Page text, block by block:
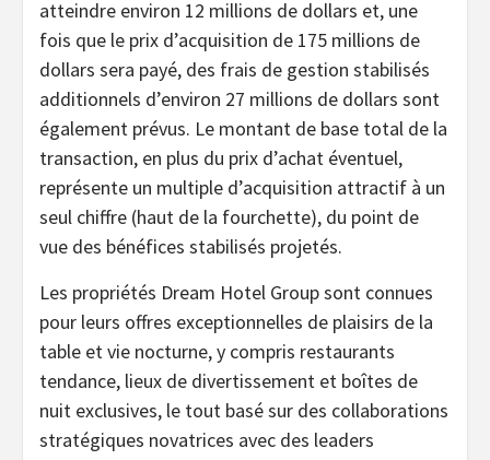
atteindre environ 12 millions de dollars et, une
fois que le prix d’acquisition de 175 millions de
dollars sera payé, des frais de gestion stabilisés
additionnels d’environ 27 millions de dollars sont
également prévus. Le montant de base total de la
transaction, en plus du prix d’achat éventuel,
représente un multiple d’acquisition attractif à un
seul chiffre (haut de la fourchette), du point de
vue des bénéfices stabilisés projetés.
Les propriétés Dream Hotel Group sont connues
pour leurs offres exceptionnelles de plaisirs de la
table et vie nocturne, y compris restaurants
tendance, lieux de divertissement et boîtes de
nuit exclusives, le tout basé sur des collaborations
stratégiques novatrices avec des leaders